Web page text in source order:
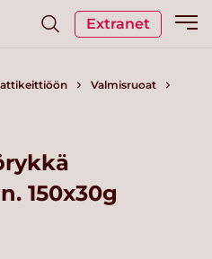
Extranet
Valmisruoat
150x30g